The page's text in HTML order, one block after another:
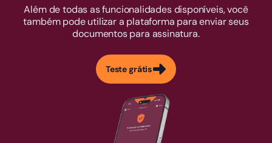
Além de todas as funcionalidades disponíveis, você
também pode utilizar a plataforma para enviar seus
documentos para assinatura.
Teste grátis